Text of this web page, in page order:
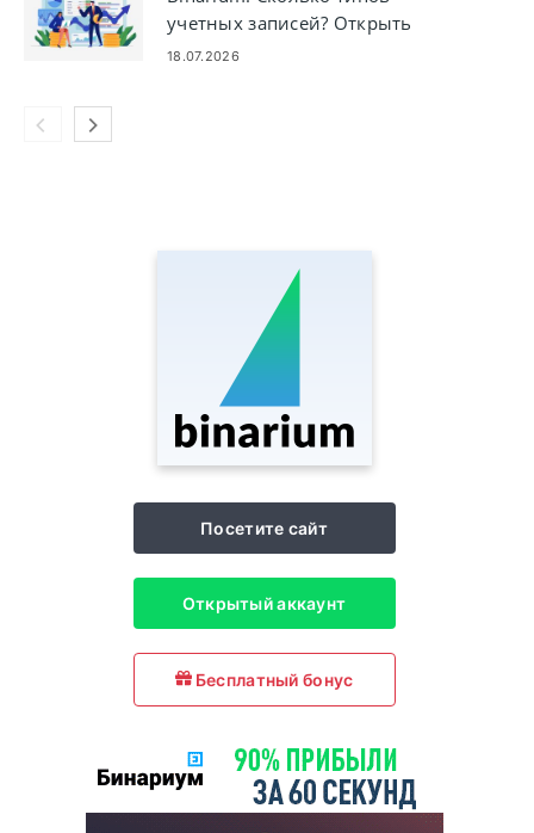
учетных записей? Открыть
демо-счет на сумму 10 000
18.07.2026
Посетите сайт
Открытый аккаунт
Бесплатный бонус